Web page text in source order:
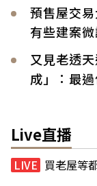
預售屋交
有些建案
又見老透
成」：最
Live直播
買老屋等